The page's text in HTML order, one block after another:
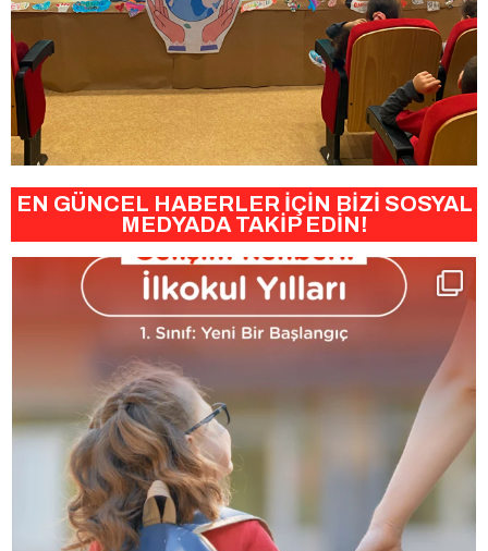
EN GÜNCEL HABERLER İÇİN BİZİ SOSYAL
MEDYADA TAKİP EDİN!